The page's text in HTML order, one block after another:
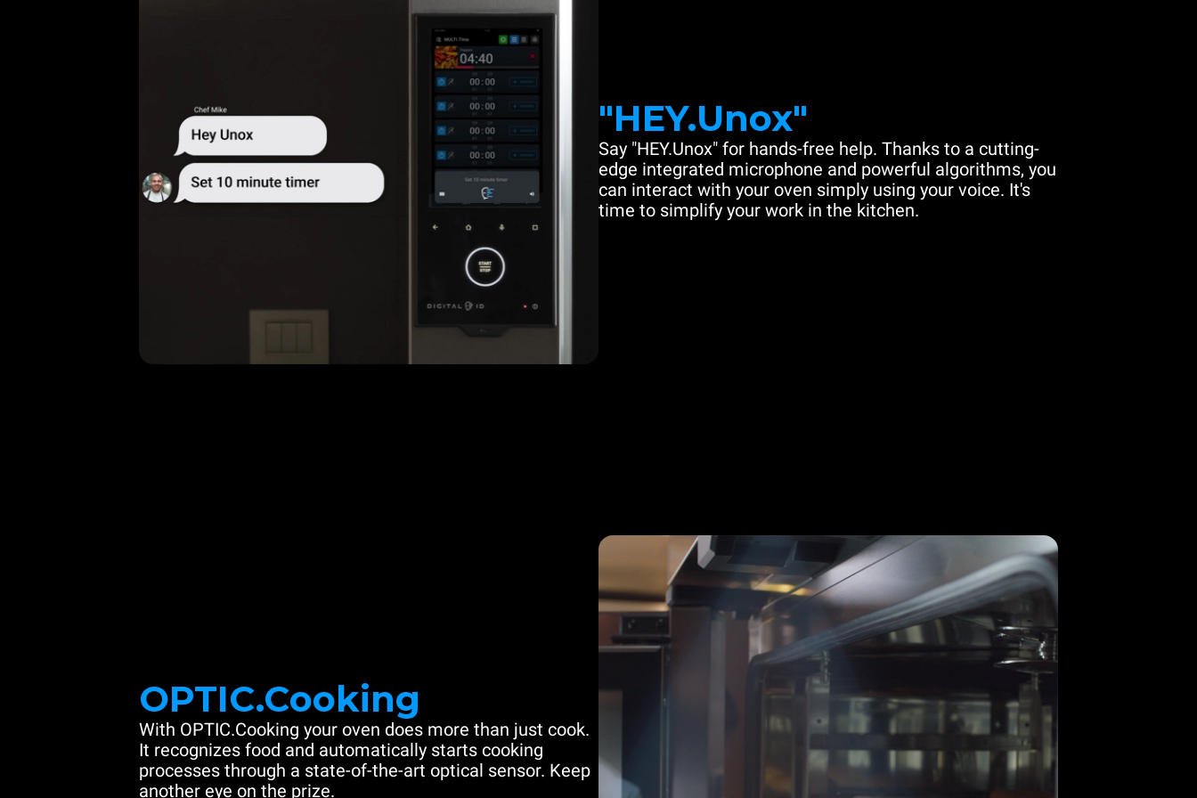
"HEY.Unox"
Say "HEY.Unox" for hands-free help. Thanks to a cutting-
edge integrated microphone and powerful algorithms, you
can interact with your oven simply using your voice. It's
time to simplify your work in the kitchen.
OPTIC.Cooking
With OPTIC.Cooking your oven does more than just cook.
It recognizes food and automatically starts cooking
processes through a state-of-the-art optical sensor. Keep
another eye on the prize.